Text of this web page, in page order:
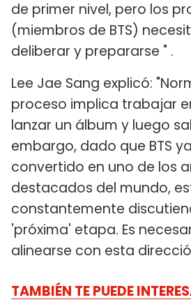
de primer nivel, pero los
(miembros de BTS)
deliberar y prepararse " .
Lee Jae Sang explicó:
proceso implica trabajar
lanzar un álbum y luego
embargo, dado que BTS
convertido en uno de los
destacados del mundo,
constantemente
'próxima' etapa. Es
alinearse con esta
TAMBIÉN TE PUEDE